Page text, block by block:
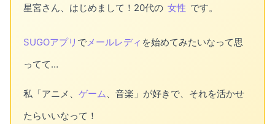
星宮さん、はじめまして！20代の 女性 です。
SUGOアプリ でメールレディ を始めてみたいなって思
ってて…
私「アニメ、 ゲーム、音楽」が好きで、それを活かせ
たらいいなって！